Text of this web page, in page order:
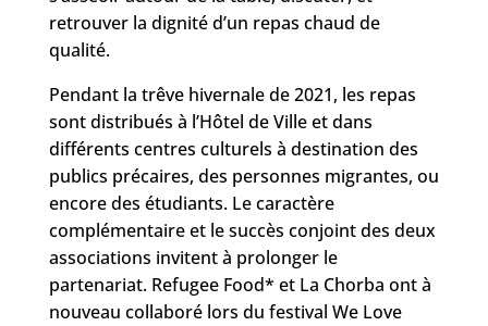
retrouver la dignité d’un repas chaud de
qualité.
Pendant la trêve hivernale de 2021, les repas
sont distribués à l’Hôtel de Ville et dans
différents centres culturels à destination des
publics précaires, des personnes migrantes, ou
encore des étudiants. Le caractère
complémentaire et le succès conjoint des deux
associations invitent à prolonger le
partenariat. Refugee Food* et La Chorba ont à
nouveau collaboré lors du festival We Love